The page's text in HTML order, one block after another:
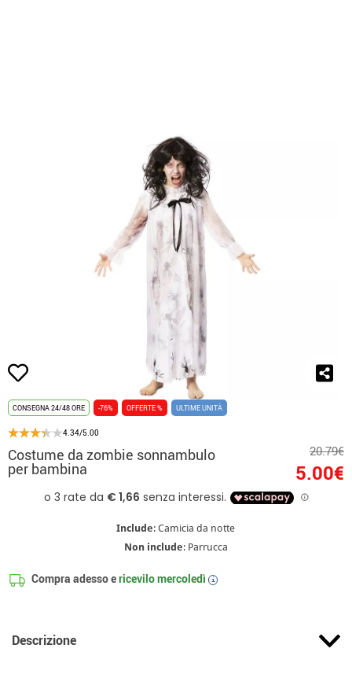
CONSEGNA 24/48 ORE -76% OFFERTE % ULTIME UNITÀ
4.34/5.00
Costume da zombie sonnambulo
per bambina
20.79€
5.00€
Include: Camicia da notte
Non include: Parrucca
Compra adesso ericevilomercoledì i
Descrizione